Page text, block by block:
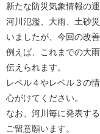
自然
新たな防災気象情報の
河川氾濫、大雨、土砂
いましたが、今回の改
例えば、これまでの大
伝えられます。
レベル４やレベル３の
心がけてください。
なお、河川毎に発表す
ご留意願います。